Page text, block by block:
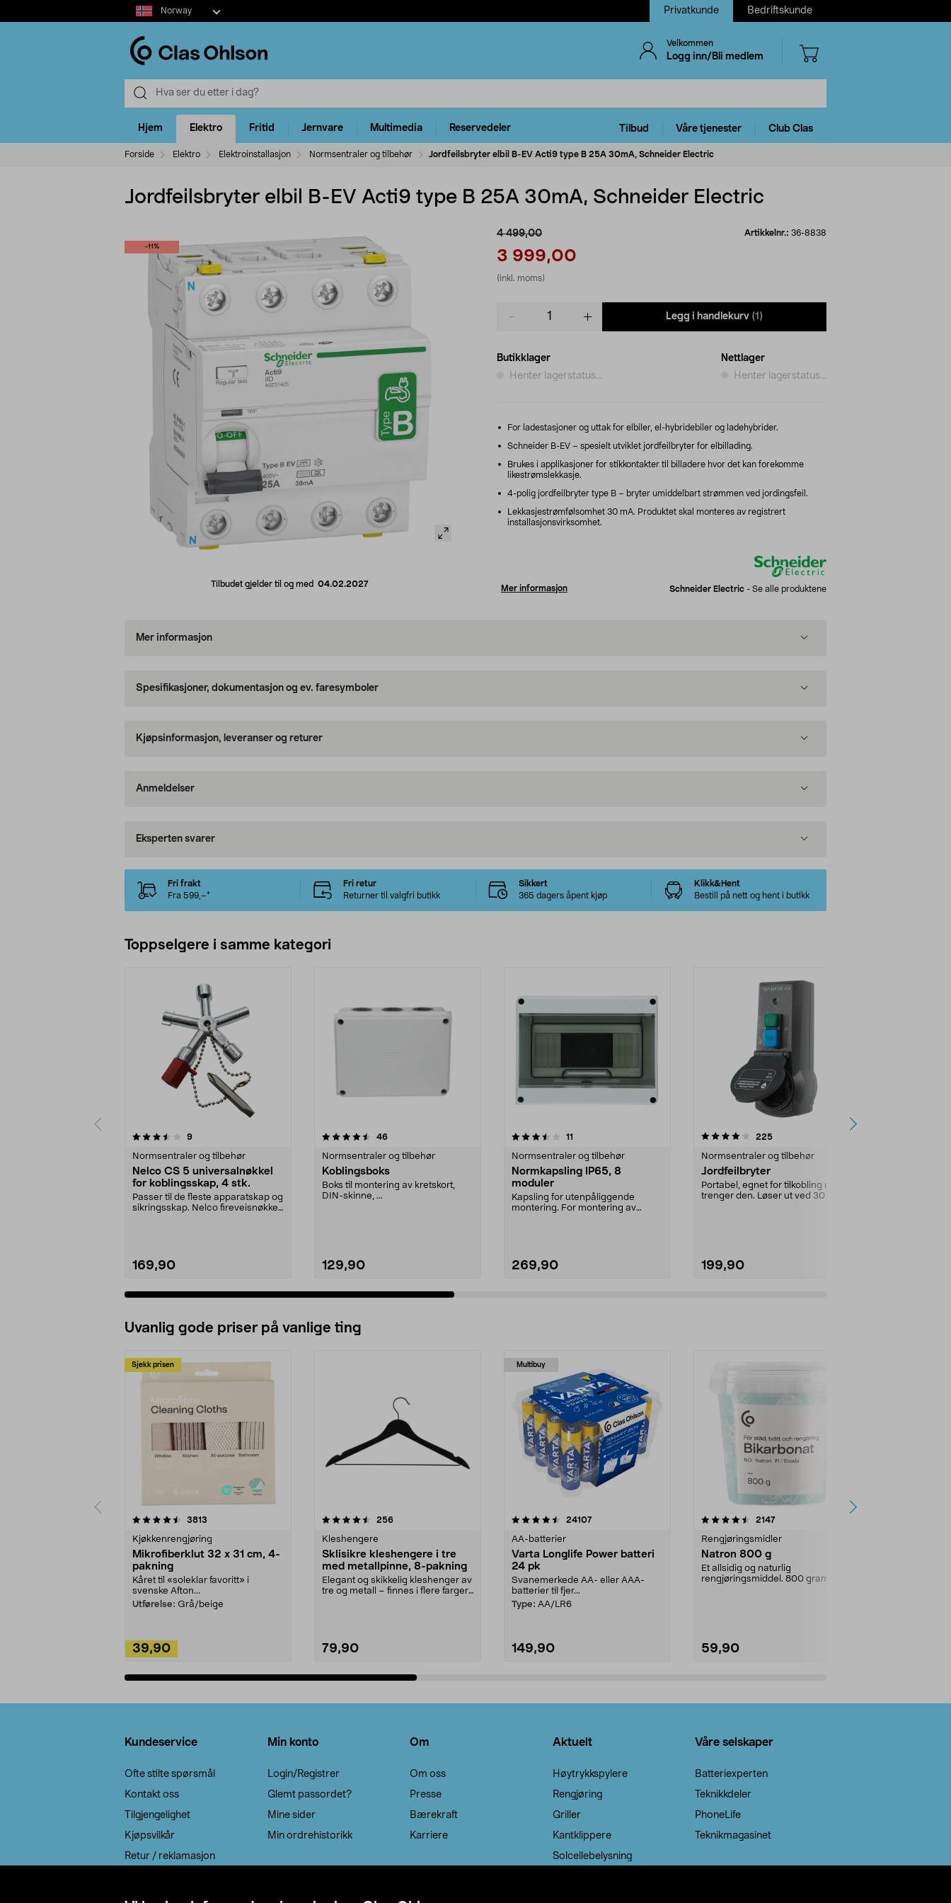
Select
market
Norway Privatkunde Bedriftskunde
Velkommen
Logg inn/Bli medlem
Hjem Elektro Fritid Jernvare Multimedia Reservedeler Tilbud Våre tjenester Club Clas
Forside Elektro Elektroinstallasjon Normsentraler og tilbehør Jordfeilsbryter elbil B-EV Acti9 type B 25A 30mA, Schneider Electric
Jordfeilsbryter elbil B-EV Acti9 type B 25A 30mA, Schneider Electric
-11%
Tilbudet gjelder til og med 04.02.2027
4 499,00
3 999,00
(inkl. moms)
Artikkelnr.: 36-8838
Legg i handlekurv (1)
Butikklager
Henter lagerstatus...
Nettlager
Henter lagerstatus...
For ladestasjoner og uttak for elbiler, el-hybridebiler og ladehybrider.
Schneider B-EV – spesielt utviklet jordfeilbryter for elbillading.
Brukes i applikasjoner for stikkontakter til billadere hvor det kan forekomme
likestrømslekkasje.
4-polig jordfeilbryter type B – bryter umiddelbart strømmen ved jordingsfeil.
Lekkasjestrømfølsomhet 30 mA. Produktet skal monteres av registrert
installasjonsvirksomhet.
Mer informasjon Schneider Electric - Se alle produktene
Mer informasjon
Spesifikasjoner, dokumentasjon og ev. faresymboler
Kjøpsinformasjon, leveranser og returer
Anmeldelser
Eksperten svarer
Fri frakt
Fra 599,–*
Fri retur
Returner til valgfri butikk
Sikkert
365 dagers åpent kjøp
Klikk&Hent
Bestill på nett og hent i butikk
Toppselgere i samme kategori
9anmeldelser
Normsentraler og tilbehør
Nelco CS 5 universalnøkkel
for koblingsskap, 4 stk.
Passer til de fleste apparatskap og
sikringsskap. Nelco fireveisnøkkel
169,90
4.5 av 5 stjerner 46anmeldelser
Normsentraler og tilbehør
Koblingsboks
Boks til montering av kretskort,
DIN-skinne, ...
129,90
3.5 av 5 stjerner 11
Normsentraler og tilbehør
Normkapsling IP65, 8
moduler
Kapsling for utenpåliggende
montering. For montering av
269,90
4.0 av 5 stjerner 225anmeldelser
Normsentraler og tilbehør
Jordfeilbryter
Portabel, egnet for tilkobling der du
trenger den. Løser ut ved 30 mA
199,90
4.5 av 5 stjerner
Uvanlig gode priser på vanlige ting
Sjekk prisen
3813
Kjøkkenrengjøring
Mikrofiberklut 32 x 31 cm, 4-
pakning
Kåret til «soleklar favoritt» i
svenske Afton...
Utførelse: Grå/beige
39,90
4.5av 5 stjerner 256anmeldelser
Kleshengere
Sklisikre kleshengere i tre
med metallpinne, 8-pakning
Elegant og skikkelig kleshenger av
tre og metall – finnes i flere farger.
79,90
Multibuy
4.5av 5 stjerner 24107anmeldelser
AA-batterier
Varta Longlife Power batteri
24 pk
Svanemerkede AA- eller AAA-
batterier til fjer...
Type: AA/LR6
149,90
4.5av 5 stjerner 2147anmeldelser
Rengjøringsmidler
Natron 800 g
Et allsidig og naturlig
rengjøringsmiddel. 800 gram
59,90
4.0av 5 stjerner
Kundeservice
Ofte stilte spørsmål
Kontakt oss
Tilgjengelighet
Kjøpsvilkår
Retur / reklamasjon
Min konto
Login/Registrer
Glemt passordet?
Mine sider
Min ordrehistorikk
Om
Om oss
Presse
Bærekraft
Karriere
Aktuelt
Høytrykkspylere
Rengjøring
Griller
Kantklippere
Solcellebelysning
Våre selskaper
Batteriexperten
Teknikkdeler
PhoneLife
Teknikmagasinet